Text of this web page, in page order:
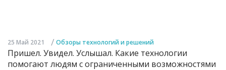
25 Май 2021 / Обзоры технологий и решений
Пришел. Увидел. Услышал. Какие технологии
помогают людям с ограниченными возможностями